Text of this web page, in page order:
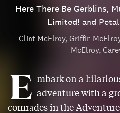
Here There Be Gerblins,
Limited! and
Clint McElroy, Griffin
McElroy,
E mbark on a
adventure with a
comrades in the